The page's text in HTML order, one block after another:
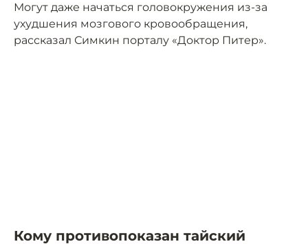
Могут даже начаться головокружения из-за
ухудшения мозгового кровообращения,
рассказал Симкин порталу «Доктор Питер».
Кому противопоказан тайский